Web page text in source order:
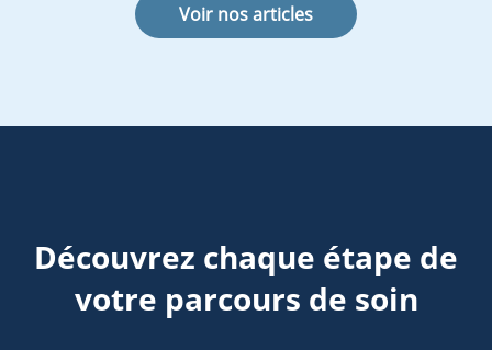
Voir nos articles
Découvrez chaque étape de
votre parcours de soin